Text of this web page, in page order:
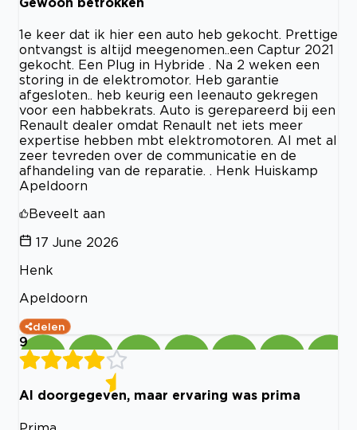
1e keer dat ik hier een auto heb gekocht. Prettige
ontvangst is altijd meegenomen..een Captur 2021
gekocht. Een Plug in Hybride . Na 2 weken een
storing in de elektromotor. Heb garantie
afgesloten.. heb keurig een leenauto gekregen
voor een habbekrats. Auto is gerepareerd bij een
Renault dealer omdat Renault net iets meer
expertise hebben mbt elektromotoren. Al met al
zeer tevreden over de communicatie en de
afhandeling van de reparatie. . Henk Huiskamp
Apeldoorn
Beveelt aan
17 June 2026
Henk
Apeldoorn
delen
9
Al doorgegeven, maar ervaring was prima